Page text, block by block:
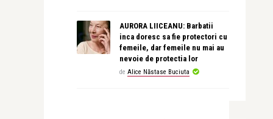
AURORA LIICEANU: Barbatii
inca doresc sa fie protectori cu
femeile, dar femeile nu mai au
nevoie de protectia lor
de Alice Năstase Buciuta